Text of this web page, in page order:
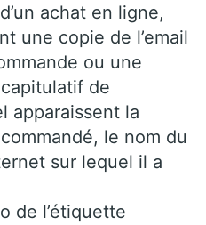
achat en ligne,
une copie de l’email
ou une
de
apparaissent la
le nom du
sur lequel il a
de l’étiquette